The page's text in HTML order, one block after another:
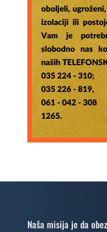
Naša misija je da